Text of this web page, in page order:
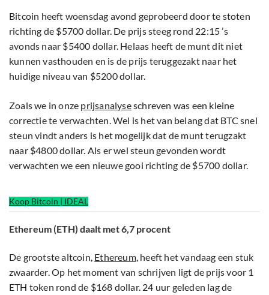
Bitcoin heeft woensdag avond geprobeerd door te stoten
richting de $5700 dollar. De prijs steeg rond 22:15 ’s
avonds naar $5400 dollar. Helaas heeft de munt dit niet
kunnen vasthouden en is de prijs teruggezakt naar het
huidige niveau van $5200 dollar.
Zoals we in onze prijsanalyseschreven was een kleine
correctie te verwachten. Wel is het van belang dat BTC snel
steun vindt anders is het mogelijk dat de munt terugzakt
naar $4800 dollar. Als er wel steun gevonden wordt
verwachten we een nieuwe gooi richting de $5700 dollar.
Koop Bitcoin | IDEAL
Ethereum (ETH) daalt met 6,7 procent
De grootste altcoin, Ethereum, heeft het vandaag een stuk
zwaarder. Op het moment van schrijven ligt de prijs voor 1
ETH token rond de $168 dollar. 24 uur geleden lag de